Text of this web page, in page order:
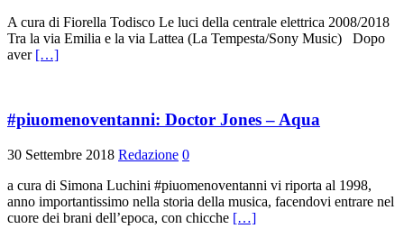
A cura di Fiorella Todisco Le luci della centrale elettrica 2008/2018
Tra la via Emilia e la via Lattea (La Tempesta/Sony Music) Dopo
aver […]
#piuomenoventanni: Doctor Jones – Aqua
30 Settembre 2018 Redazione 0
a cura di Simona Luchini #piuomenoventanni vi riporta al 1998,
anno importantissimo nella storia della musica, facendovi entrare nel
cuore dei brani dell’epoca, con chicche […]